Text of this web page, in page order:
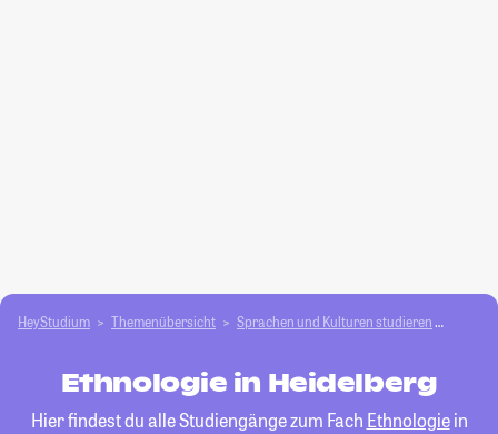
HeyStudium Themenübersicht Sprachen und Kulturen studieren
Ethnologie in Heidelberg
Hier findest du alle Studiengänge zum Fach Ethnologiein